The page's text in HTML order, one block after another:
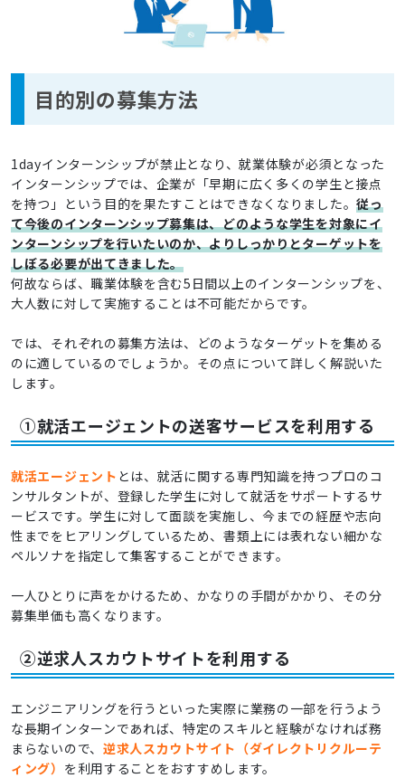
目的別の募集方法
1dayインターンシップが禁止となり、就業体験が必須となった
インターンシップでは、企業が「早期に広く多くの学生と接点
を持つ」という目的を果たすことはできなくなりました。従っ
て今後のインターンシップ募集は、どのような学生を対象にイ
ンターンシップを行いたいのか、よりしっかりとターゲットを
しぼる必要が出てきました。
何故ならば、職業体験を含む5日間以上のインターンシップを、
大人数に対して実施することは不可能だからです。
では、それぞれの募集方法は、どのようなターゲットを集める
のに適しているのでしょうか。その点について詳しく解説いた
します。
①就活エージェントの送客サービスを利用する
就活エージェント とは、就活に関する専門知識を持つプロのコ
ンサルタントが、登録した学生に対して就活をサポートするサ
ービスです。学生に対して面談を実施し、今までの経歴や志向
性までをヒアリングしているため、書類上には表れない細かな
ペルソナを指定して集客することができます。
一人ひとりに声をかけるため、かなりの手間がかかり、その分
募集単価も高くなります。
②逆求人スカウトサイトを利用する
エンジニアリングを行うといった実際に業務の一部を行うよう
な長期インターンであれば、特定のスキルと経験がなければ務
まらないので、 逆求人スカウトサイト（ダイレクトリクルーテ
ィング） を利用することをおすすめします。